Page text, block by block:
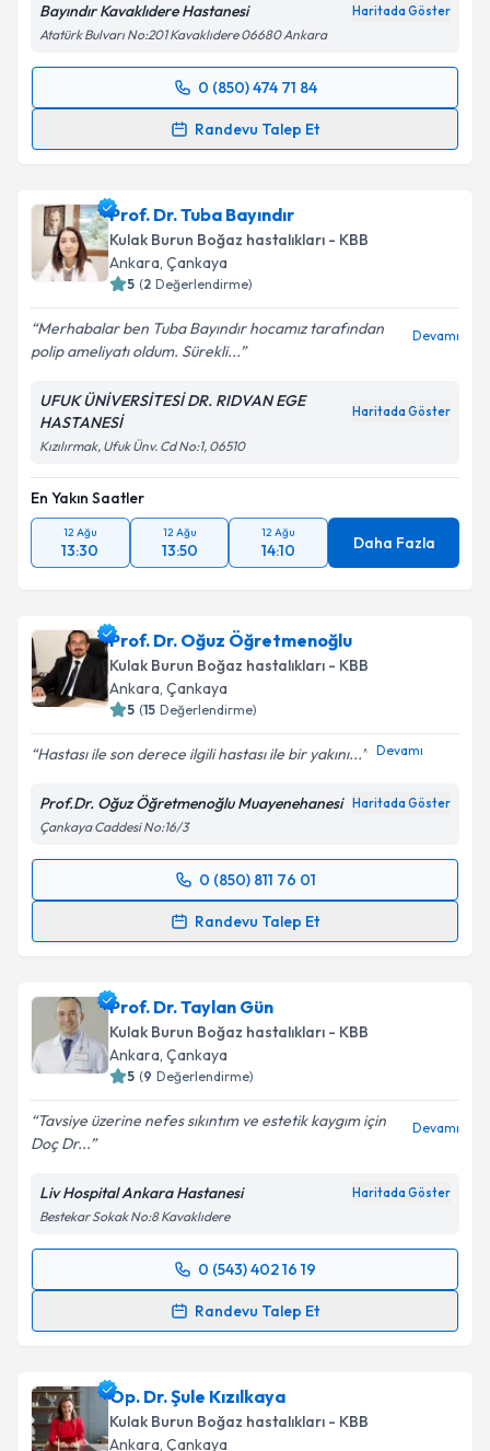
Bayındır Kavaklıdere Hastanesi Haritada Göster
Atatürk Bulvarı No:201 Kavaklıdere 06680 Ankara
0 (850) 474 71 84
Randevu Talep Et
Randevu Takvimi Talebi
takvim hazırlandığında e-posta ile bilgilendireceğiz.
E-posta Adresiniz
Kişisel verilerimin işlenmesine ilişkin
Metni
'ni okudum ve kişisel verilerimin belirtilen
kapsamda işlenmesini kabul ediyorum.
Takvim Talebini Gönder
Prof. Dr. Tuba Bayındır
Kulak Burun Boğaz hastalıkları - KBB
Ankara, Çankaya
5 (2 Değerlendirme)
Merhabalar ben Tuba Bayındır hocamız tarafından
polip ameliyatı oldum. Sürekli...
Devamı
UFUK ÜNİVERSİTESİ DR. RIDVAN EGE
HASTANESİ
Haritada Göster
Kızılırmak, Ufuk Ünv. Cd No:1, 06510
En Yakın Saatler
12 Ağu
13:30
12 Ağu
13:50
12 Ağu
14:10 Daha Fazla
Prof. Dr. Oğuz Öğretmenoğlu
Kulak Burun Boğaz hastalıkları - KBB
Ankara, Çankaya
5 (15 Değerlendirme)
Hastası ile son derece ilgili hastası ile bir yakını... Devamı
Prof.Dr. Oğuz Öğretmenoğlu Muayenehanesi Haritada Göster
Çankaya Caddesi No:16/3
0 (850) 811 76 01
Randevu Talep Et
Randevu Takvimi Talebi
için bir takvim hazırlandığında e-posta ile
bilgilendireceğiz.
E-posta Adresiniz
Metni'ni okudum ve kişisel verilerimin belirtilen
kapsamda işlenmesini kabul ediyorum.
Takvim Talebini Gönder
Prof. Dr. Taylan Gün
Kulak Burun Boğaz hastalıkları - KBB
Ankara, Çankaya
5 (9 Değerlendirme)
Tavsiye üzerine nefes sıkıntım ve estetik kaygım için
Doç Dr...
Devamı
Liv Hospital Ankara Hastanesi Haritada Göster
Bestekar Sokak No:8 Kavaklıdere
0 (543) 402 16 19
Randevu Talep Et
Randevu Takvimi Talebi
takvim hazırlandığında e-posta ile bilgilendireceğiz.
E-posta Adresiniz
Op. Dr. Şule Kızılkaya
Kulak Burun Boğaz hastalıkları - KBB
Ankara, Çankaya